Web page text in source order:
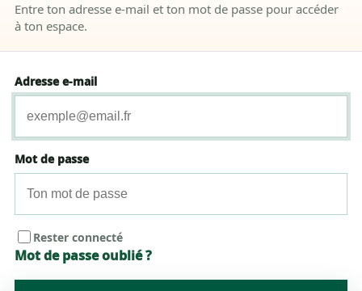
Entre ton adresse e-mail et ton mot de passe pour accéder
à ton espace.
Adresse e-mail
Mot de passe
Rester connecté
Mot de passe oublié ?